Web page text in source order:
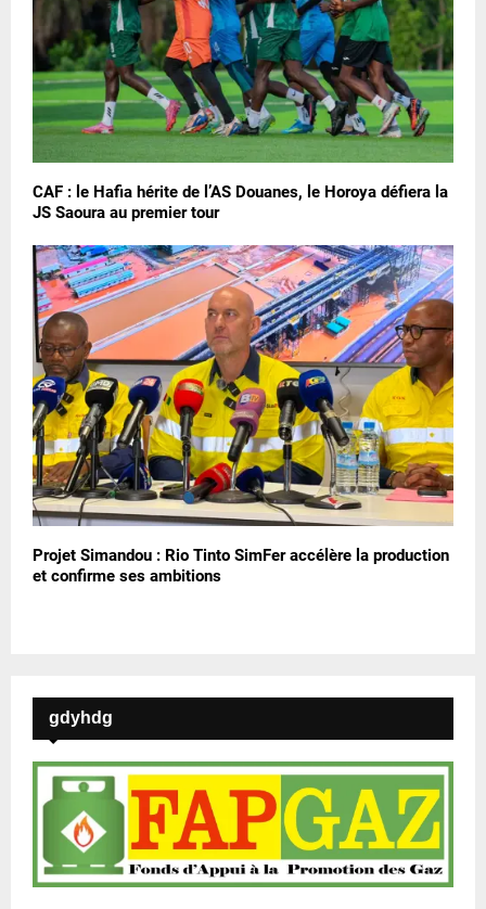
CAF : le Hafia hérite de l’AS Douanes, le Horoya défiera la
JS Saoura au premier tour
Projet Simandou : Rio Tinto SimFer accélère la production
et confirme ses ambitions
gdyhdg